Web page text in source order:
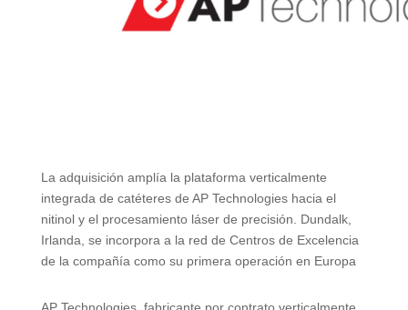
La adquisición amplía la plataforma verticalmente
integrada de catéteres de AP Technologies hacia el
nitinol y el procesamiento láser de precisión. Dundalk,
Irlanda, se incorpora a la red de Centros de Excelencia
de la compañía como su primera operación en Europa